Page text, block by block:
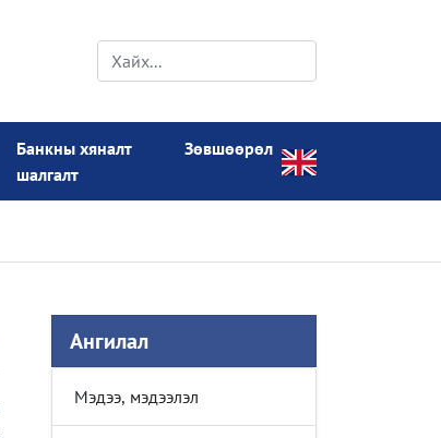
Банкны хяналт
шалгалт
Зөвшөөрөл
Ангилал
Мэдээ, мэдээлэл